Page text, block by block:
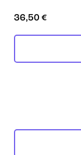
36,50 €